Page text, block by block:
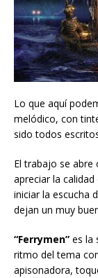
Lo que aquí
melódico, con
sido todos
El trabajo se abre
apreciar la
iniciar la escucha
dejan un muy
“Ferrymen” es la
ritmo del tema
apisonadora,